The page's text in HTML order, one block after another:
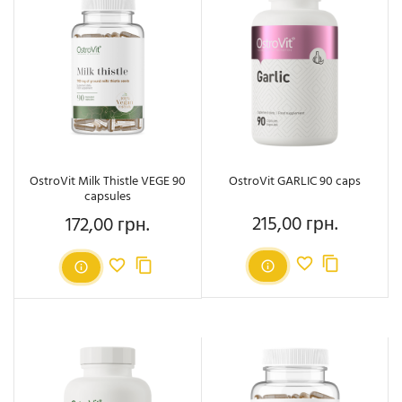
OstroVit Milk Thistle VEGE 90
capsules
Ціна
172,00 грн.
OstroVit GARLIC 90 caps
Ціна
215,00 грн.